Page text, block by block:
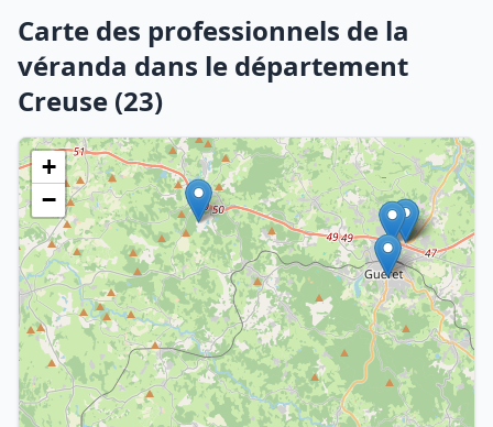
Carte des professionnels de la
véranda dans le département
Creuse (23)
+
−